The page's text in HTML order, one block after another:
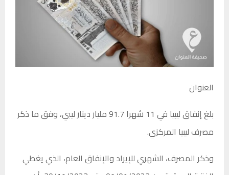
العنوان
بلغ إنفاق ليبيا في 11 شهرا 91.7 مليار دينار ليبي، وفق ما ذكر
مصرف ليبيا المركزي.
وذكر المصرف، الشهري للإيراد والإنفاق العام، الذي يغطي